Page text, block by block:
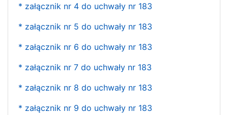
* załącznik nr 4 do uchwały nr 183
* załącznik nr 5 do uchwały nr 183
* załącznik nr 6 do uchwały nr 183
* załącznik nr 7 do uchwały nr 183
* załącznik nr 8 do uchwały nr 183
* załącznik nr 9 do uchwały nr 183